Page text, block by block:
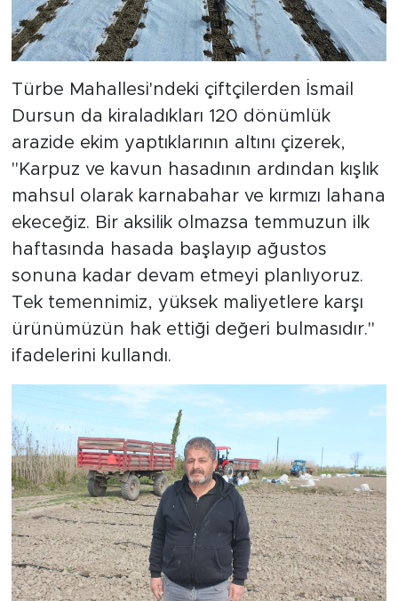
Türbe Mahallesi'ndeki çiftçilerden İsmail
Dursun da kiraladıkları 120 dönümlük
arazide ekim yaptıklarının altını çizerek,
"Karpuz ve kavun hasadının ardından kışlık
mahsul olarak karnabahar ve kırmızı lahana
ekeceğiz. Bir aksilik olmazsa temmuzun ilk
haftasında hasada başlayıp ağustos
sonuna kadar devam etmeyi planlıyoruz.
Tek temennimiz, yüksek maliyetlere karşı
ürünümüzün hak ettiği değeri bulmasıdır."
ifadelerini kullandı.